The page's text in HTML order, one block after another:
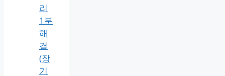
리
1분
해
결
(장
기